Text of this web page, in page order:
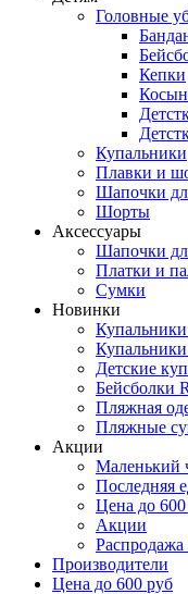
Головные
Кепки
Купальники
Плавки и
Шапочки
Шорты
Аксессуары
Шапочки
Платки и
Сумки
Новинки
Детские
Бейсболки
Пляжная
Пляжные
Акции
Маленький
Последняя
Цена до 600
Акции
Распродажа
Производители
Цена до 600 руб